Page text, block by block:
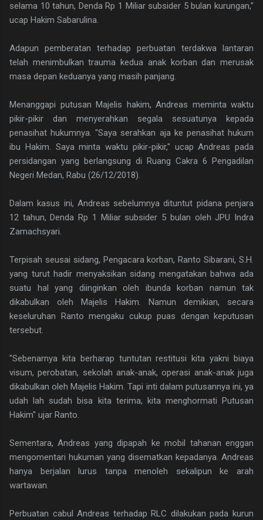
selama 10 tahun, Denda Rp 1 Miliar subsider 5 bulan kurungan,"
ucap Hakim Sabarulina.
Adapun pemberatan terhadap perbuatan terdakwa lantaran
telah menimbulkan trauma kedua anak korban dan merusak
masa depan keduanya yang masih panjang.
Menanggapi putusan Majelis hakim, Andreas meminta waktu
pikir-pikir dan menyerahkan segala sesuatunya kepada
penasihat hukumnya. "Saya serahkan aja ke penasihat hukum
ibu Hakim. Saya minta waktu pikir-pikir," ucap Andreas pada
persidangan yang berlangsung di Ruang Cakra 6 Pengadilan
Negeri Medan, Rabu (26/12/2018).
Dalam kasus ini, Andreas sebelumnya dituntut pidana penjara
12 tahun, Denda Rp 1 Miliar subsider 5 bulan oleh JPU Indra
Zamachsyari.
Terpisah seusai sidang, Pengacara korban, Ranto Sibarani, S.H.
yang turut hadir menyaksikan sidang mengatakan bahwa ada
suatu hal yang diinginkan oleh ibunda korban namun tak
dikabulkan oleh Majelis Hakim. Namun demikian, secara
keseluruhan Ranto mengaku cukup puas dengan keputusan
tersebut.
"Sebenarnya kita berharap tuntutan restitusi kita yakni biaya
visum, perobatan, sekolah anak-anak, operasi anak-anak juga
dikabulkan oleh Majelis Hakim. Tapi inti dalam putusannya ini, ya
udah lah sudah bisa kita terima, kita menghormati Putusan
Hakim" ujar Ranto.
Sementara, Andreas yang dipapah ke mobil tahanan enggan
mengomentari hukuman yang disematkan kepadanya. Andreas
hanya berjalan lurus tanpa menoleh sekalipun ke arah
wartawan.
Perbuatan cabul Andreas terhadap RLC dilakukan pada kurun